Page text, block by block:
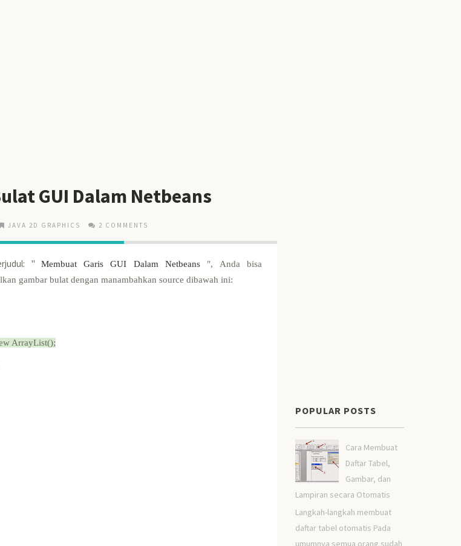
GUI Dalam Netbeans
JAVA 2D GRAPHICS 2 COMMENTS
" Membuat Garis GUI Dalam Netbeans
", Anda bisa
gambar bulat dengan manambahkan source dibawah ini:
ArrayList();
POPULAR POSTS
Cara Membuat
Daftar Tabel,
Gambar, dan
Lampiran secara Otomatis
Langkah-langkah membuat
daftar tabel otomatis Pada
umumnya semua orang sudah